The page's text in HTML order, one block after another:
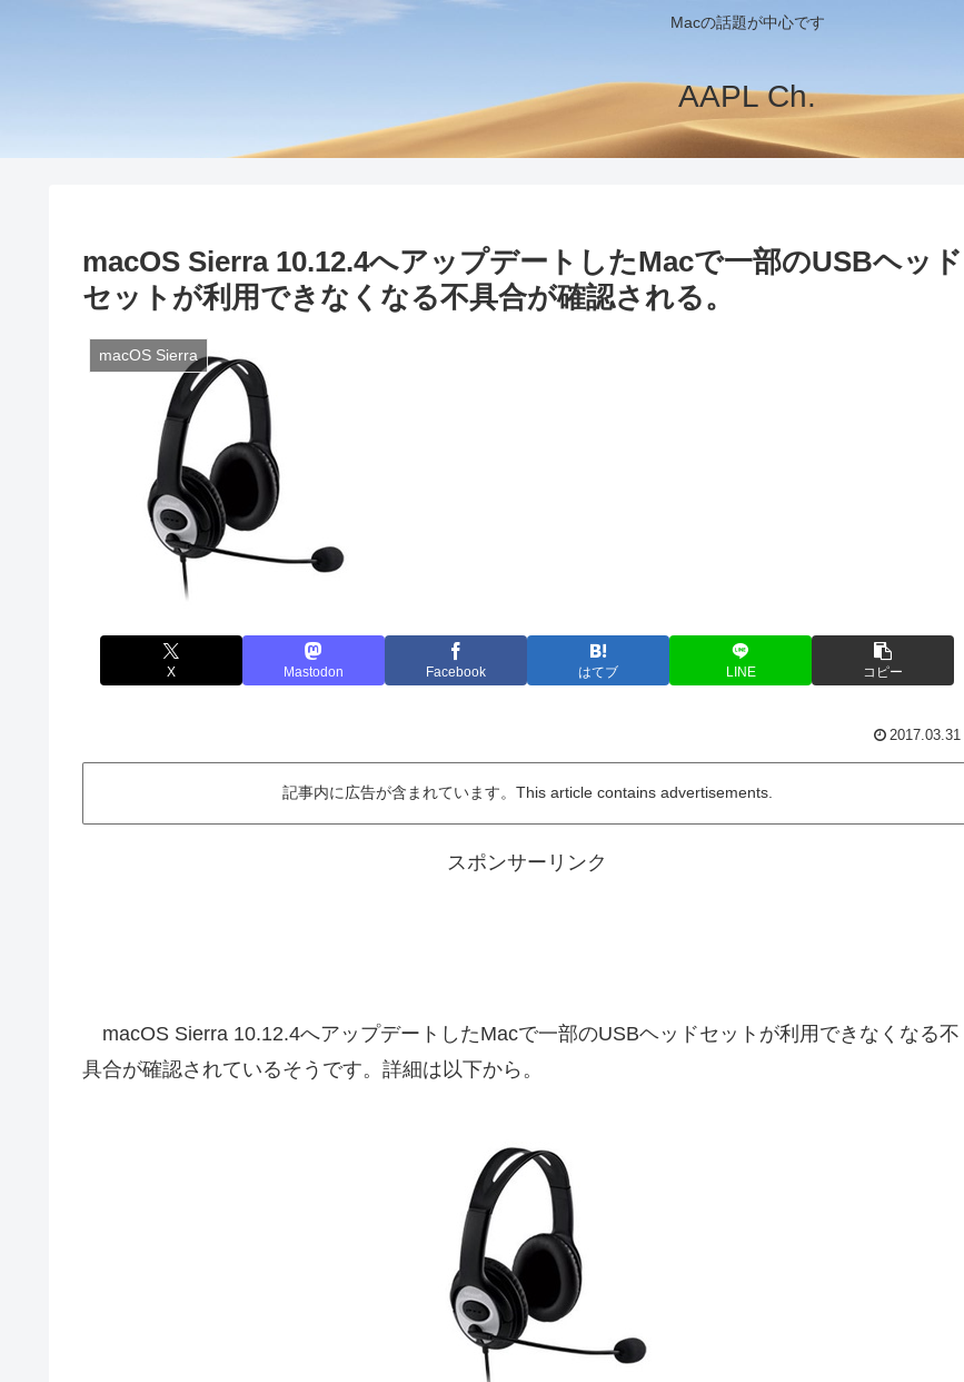
Macの話題が中心です
AAPL Ch.
macOS Sierra 10.12.4へアップデートしたMacで一部のUSBヘッド
セットが利用できなくなる不具合が確認される。
macOS Sierra
X Mastodon Facebook はてブ LINE コピー
2017.03.31
記事内に広告が含まれています。This article contains advertisements.
スポンサーリンク
macOS Sierra 10.12.4へアップデートしたMacで一部のUSBヘッドセットが利用できなくなる不
具合が確認されているそうです。詳細は以下から。